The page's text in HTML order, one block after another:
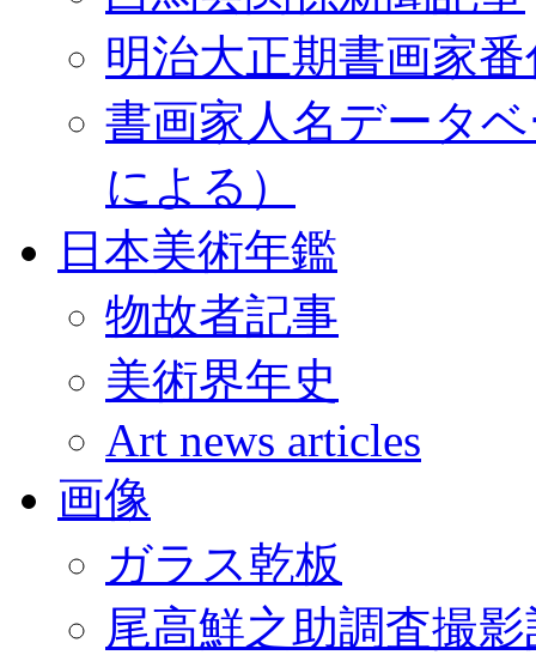
明治大正期書画家
書画家人名データ
による）
日本美術年鑑
物故者記事
美術界年史
Art news articles
画像
ガラス乾板
尾高鮮之助調査撮